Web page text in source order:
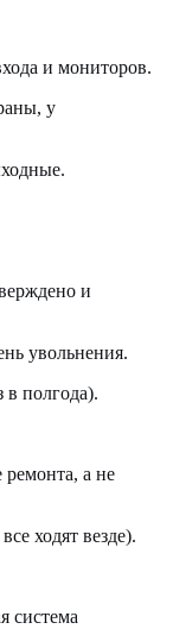
и мониторов.
у
и
увольнения.
в полгода).
ремонта, а не
ходят везде).
система